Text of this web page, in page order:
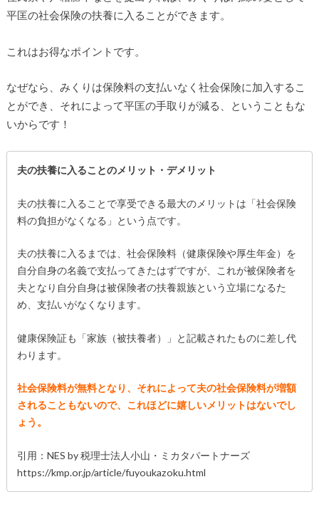
平匡の社会保険の扶養に入ることができます。
これはお得なポイントです。
なぜなら、みくりは保険料の支払いなく社会保険に加入するこ
とができ、それによって平匡の手取りが減る、ということもな
いからです！
夫の扶養に入ることのメリット・デメリット
夫の扶養に入ることで享受できる最大のメリットは「社会保険
料の負担がなくなる」という点です。
夫の扶養に入るまでは、社会保険料（健康保険や厚生年金）を
自分自身の名義で支払ってきたはずですが、これが被保険者を
夫となり自分自身は被保険者の扶養親族という立場になるた
め、支払いがなくなります。
健康保険証も「家族（被扶養者）」と記載されたものに差し代
わります。
社会保険料が無料となり、それによって夫の社会保険料が増額
されることもないので、これほどに嬉しいメリットはないでし
ょう。
引用：NES by 税理士法人小山・ミカタパートナーズ
https://kmp.or.jp/article/fuyoukazoku.html